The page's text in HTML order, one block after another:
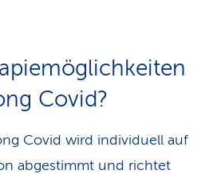
Covid?
Covid wird individuell auf
abgestimmt und richtet